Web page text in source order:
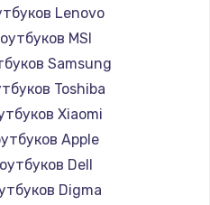
Lenovo
MSI
Samsung
Toshiba
Xiaomi
Apple
Dell
Digma